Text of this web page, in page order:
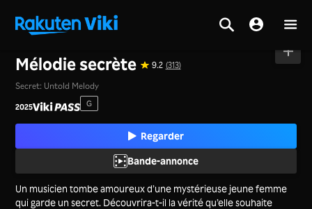
Mélodie secrète 9.2 (313)
Secret: Untold Melody
2025 G
Regarder
Bande-annonce
Un musicien tombe amoureux d’une mystérieuse jeune femme
qui garde un secret. Découvrira-t-il la vérité qu’elle souhaite